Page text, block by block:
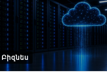
Բիզնես